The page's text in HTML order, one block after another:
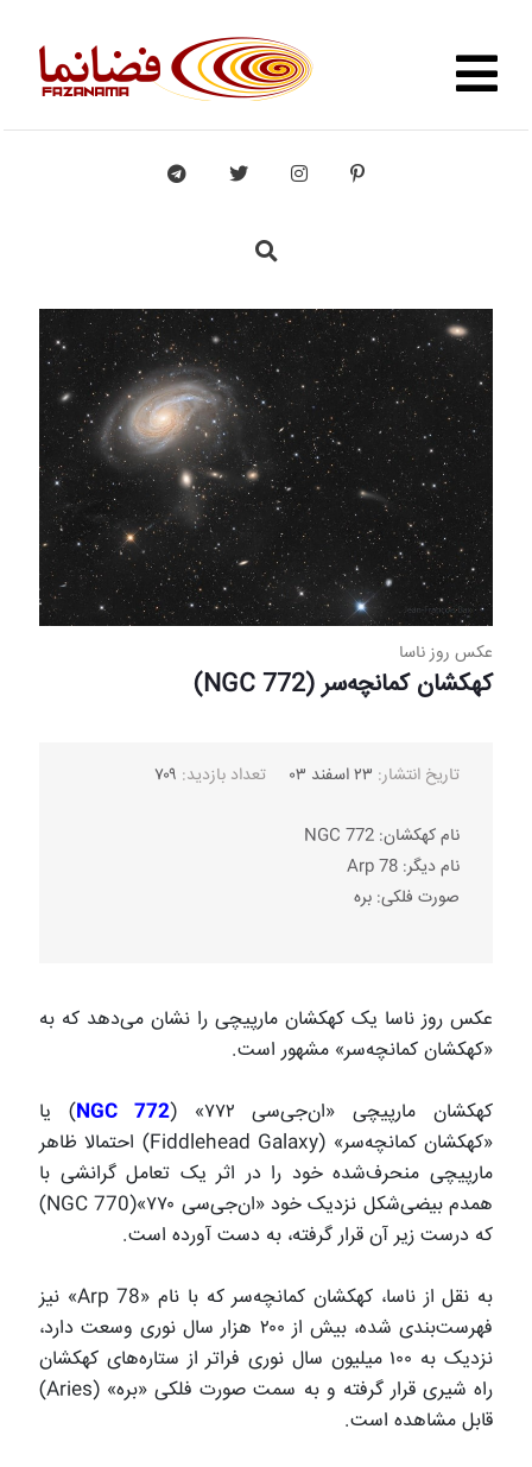
عکس روز ناسا
کهکشان کمانچه‌سر (NGC 772)
تاریخ انتشار: ۲۳ اسفند ۰۳ تعداد بازدید: ۷۰۹
نام کهکشان: NGC 772
نام دیگر: Arp 78
صورت فلکی: بره
عکس روز ناسا یک کهکشان مارپیچی را نشان می‌دهد که به
«کهکشان کمانچه‌سر» مشهور است.
کهکشان مارپیچی «ان‌جی‌سی ۷۷۲» ( NGC 772) یا
«کهکشان کمانچه‌سر» (Fiddlehead Galaxy) احتمالا ظاهر
مارپیچی منحرف‌شده خود را در اثر یک تعامل گرانشی با
همدم بیضی‌شکل نزدیک خود «ان‌جی‌سی ۷۷۰»(NGC 770)
که درست زیر آن قرار گرفته، به دست آورده است.
به نقل از ناسا، کهکشان کمانچه‌سر که با نام‌ «Arp 78» نیز
فهرست‌بندی شده، بیش از ۲۰۰ هزار سال نوری وسعت دارد،
نزدیک به ۱۰۰ میلیون سال نوری فراتر از ستاره‌های کهکشان
راه شیری قرار گرفته و به سمت صورت فلکی «بره» (Aries)
قابل مشاهده است.